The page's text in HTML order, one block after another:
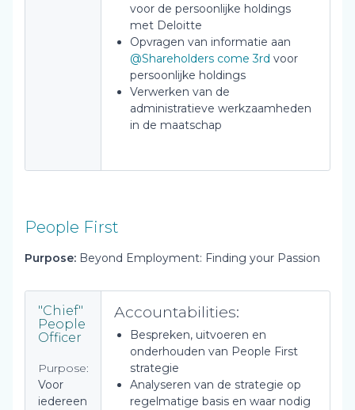
voor de persoonlijke holdings
met Deloitte
Opvragen van informatie aan
@Shareholders come 3rd voor
persoonlijke holdings
Verwerken van de
administratieve werkzaamheden
in de maatschap
People First
Purpose: Beyond Employment: Finding your Passion
"Chief"
People
Officer
Purpose:
Voor
iedereen
Accountabilities:
Bespreken, uitvoeren en
onderhouden van People First
strategie
Analyseren van de strategie op
regelmatige basis en waar nodig